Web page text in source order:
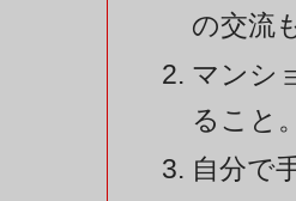
の交流
マンシ
ること
自分で